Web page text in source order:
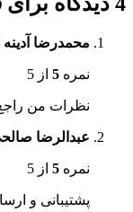
محمدرضا آدینه
نمره 5 از 5
نظرات من
عبدالرضا
نمره 5 از 5
پشتیبانی و